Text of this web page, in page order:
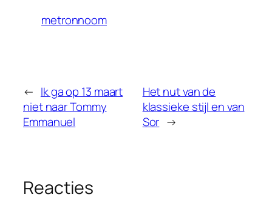
metronnoom
← Ik ga op 13 maart
niet naar Tommy
Emmanuel
Het nut van de
klassieke stijl en van
Sor →
Reacties